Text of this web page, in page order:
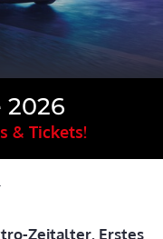
2026
& Tickets!
Zeitalter. Erstes